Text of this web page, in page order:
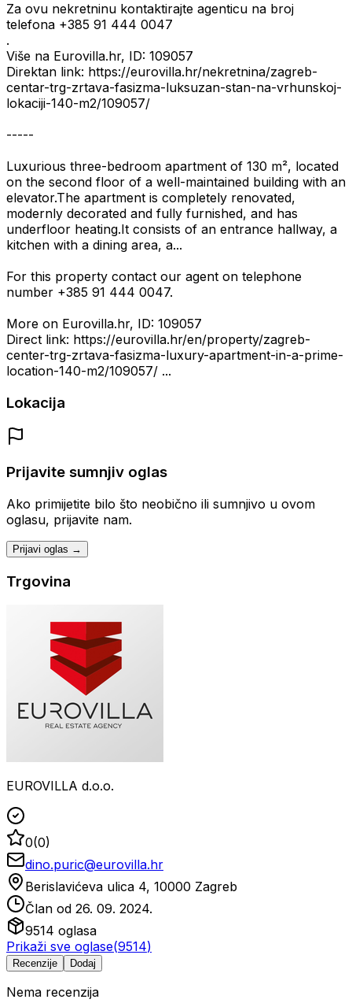
Za ovu nekretninu kontaktirajte agenticu na broj
telefona +385 91 444 0047
.
Više na Eurovilla.hr, ID: 109057
Direktan link: https://eurovilla.hr/nekretnina/zagreb-
centar-trg-zrtava-fasizma-luksuzan-stan-na-vrhunskoj-
lokaciji-140-m2/109057/
-----
Luxurious three-bedroom apartment of 130 m², located
on the second floor of a well-maintained building with an
elevator.The apartment is completely renovated,
modernly decorated and fully furnished, and has
underfloor heating.It consists of an entrance hallway, a
kitchen with a dining area, a...
For this property contact our agent on telephone
number +385 91 444 0047.
More on Eurovilla.hr, ID: 109057
Direct link: https://eurovilla.hr/en/property/zagreb-
center-trg-zrtava-fasizma-luxury-apartment-in-a-prime-
location-140-m2/109057/ ...
Lokacija
Prijavite sumnjiv oglas
Ako primijetite bilo što neobično ili sumnjivo u ovom
oglasu, prijavite nam.
Prijavi oglas →
Trgovina
EUROVILLA d.o.o.
0(0)
dino.puric@eurovilla.hr
Berislavićeva ulica 4, 10000 Zagreb
Član od 26. 09. 2024.
9514 oglasa
Prikaži sve oglase(9514)
Recenzije Dodaj
Nema recenzija